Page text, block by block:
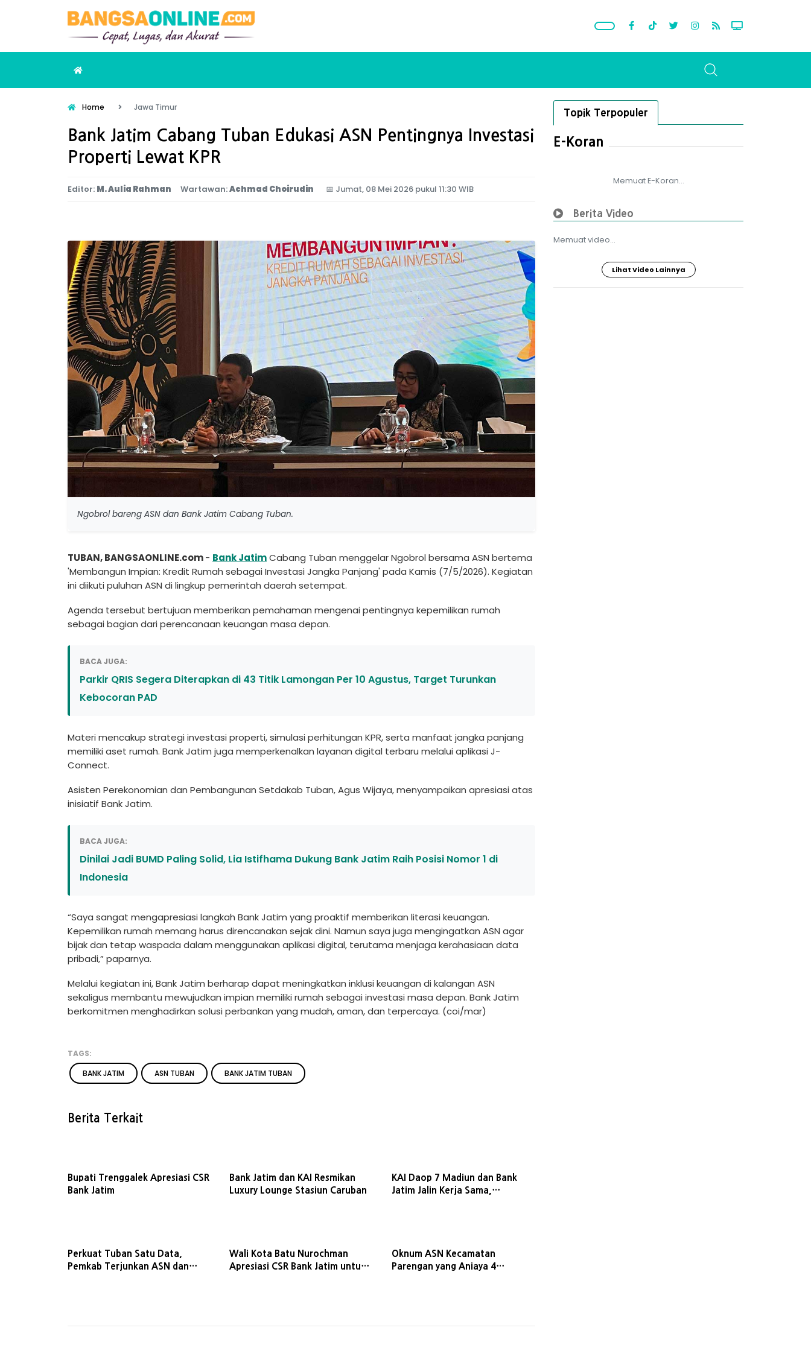
Home Jawa Timur
Bank Jatim Cabang Tuban Edukasi ASN Pentingnya Investasi
Properti Lewat KPR
Editor: M. Aulia Rahman Wartawan:Achmad Choirudin 📅 Jumat, 08 Mei 2026 pukul 11:30 WIB
Ngobrol bareng ASN dan Bank Jatim Cabang Tuban.
TUBAN, BANGSAONLINE.com- Bank JatimCabang Tuban menggelar Ngobrol bersama ASN bertema
'Membangun Impian: Kredit Rumah sebagai Investasi Jangka Panjang' pada Kamis (7/5/2026). Kegiatan
ini diikuti puluhan ASN di lingkup pemerintah daerah setempat.
Agenda tersebut bertujuan memberikan pemahaman mengenai pentingnya kepemilikan rumah
sebagai bagian dari perencanaan keuangan masa depan.
BACA JUGA:
Parkir QRIS Segera Diterapkan di 43 Titik Lamongan Per 10 Agustus, Target Turunkan
Kebocoran PAD
Materi mencakup strategi investasi properti, simulasi perhitungan KPR, serta manfaat jangka panjang
memiliki aset rumah. Bank Jatim juga memperkenalkan layanan digital terbaru melalui aplikasi J-
Connect.
Asisten Perekonomian dan Pembangunan Setdakab Tuban, Agus Wijaya, menyampaikan apresiasi atas
inisiatif Bank Jatim.
BACA JUGA:
Dinilai Jadi BUMD Paling Solid, Lia Istifhama Dukung Bank Jatim Raih Posisi Nomor 1 di
Indonesia
“Saya sangat mengapresiasi langkah Bank Jatim yang proaktif memberikan literasi keuangan.
Kepemilikan rumah memang harus direncanakan sejak dini. Namun saya juga mengingatkan ASN agar
bijak dan tetap waspada dalam menggunakan aplikasi digital, terutama menjaga kerahasiaan data
pribadi,” paparnya.
Melalui kegiatan ini, Bank Jatim berharap dapat meningkatkan inklusi keuangan di kalangan ASN
sekaligus membantu mewujudkan impian memiliki rumah sebagai investasi masa depan. Bank Jatim
berkomitmen menghadirkan solusi perbankan yang mudah, aman, dan terpercaya. (coi/mar)
TAGS:
BANK JATIM
ASN TUBAN BANK JATIM TUBAN
Berita Terkait
Bupati Trenggalek Apresiasi CSR
Bank Jatim
Bank Jatim dan KAI Resmikan
Luxury Lounge Stasiun Caruban
KAI Daop 7 Madiun dan Bank
Jatim Jalin Kerja Sama,
Perkuat Tuban Satu Data,
Pemkab Terjunkan ASN dan
Wali Kota Batu Nurochman
Apresiasi CSR Bank Jatim untuk
Oknum ASN Kecamatan
Parengan yang Aniaya 4
Topik Terpopuler
E-Koran
Memuat E-Koran...
Berita Video
Memuat video...
Lihat Video Lainnya